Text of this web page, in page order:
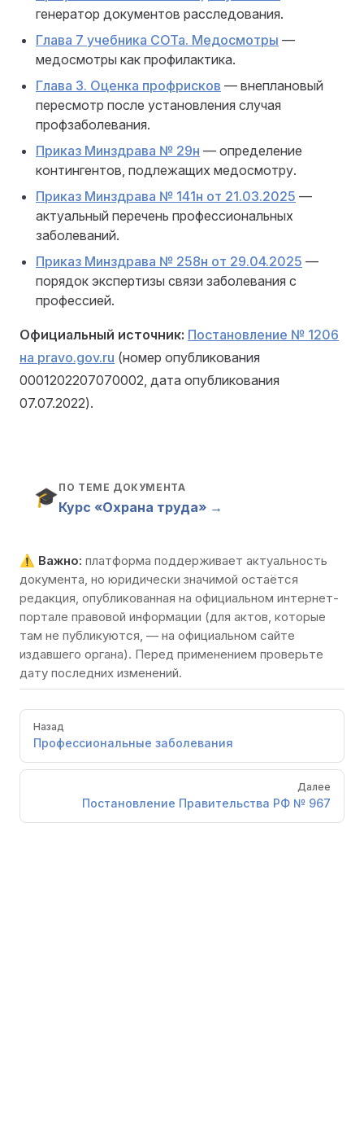
генератор документов расследования.
Глава 7 учебника СОТа. Медосмотры —
медосмотры как профилактика.
Глава 3. Оценка профрисков — внеплановый
пересмотр после установления случая
профзаболевания.
Приказ Минздрава № 29н — определение
контингентов, подлежащих медосмотру.
Приказ Минздрава № 141н от 21.03.2025 —
актуальный перечень профессиональных
заболеваний.
Приказ Минздрава № 258н от 29.04.2025 —
порядок экспертизы связи заболевания с
профессией.
Официальный источник: Постановление № 1206
на pravo.gov.ru (номер опубликования
0001202207070002, дата опубликования
07.07.2022).
🎓ПО ТЕМЕ ДОКУМЕНТА
Курс «Охрана труда» →
⚠️ Важно: платформа поддерживает актуальность
документа, но юридически значимой остаётся
редакция, опубликованная на официальном интернет-
портале правовой информации (для актов, которые
там не публикуются, — на официальном сайте
издавшего органа). Перед применением проверьте
дату последних изменений.
Pager
Назад
Профессиональные заболевания
Далее
Постановление Правительства РФ № 967